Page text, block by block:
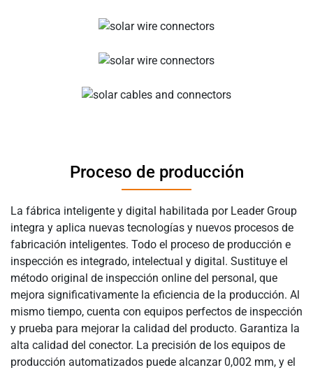
Proceso de producción
La fábrica inteligente y digital habilitada por Leader Group
integra y aplica nuevas tecnologías y nuevos procesos de
fabricación inteligentes. Todo el proceso de producción e
inspección es integrado, intelectual y digital. Sustituye el
método original de inspección online del personal, que
mejora significativamente la eficiencia de la producción. Al
mismo tiempo, cuenta con equipos perfectos de inspección
y prueba para mejorar la calidad del producto. Garantiza la
alta calidad del conector. La precisión de los equipos de
producción automatizados puede alcanzar 0,002 mm, y el